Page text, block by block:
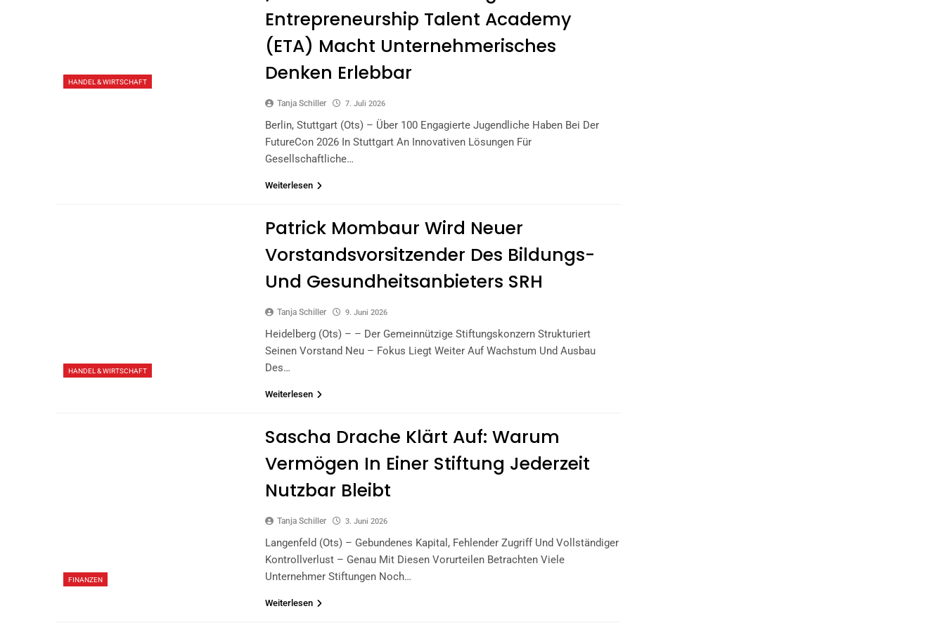
HANDEL & WIRTSCHAFT
Entrepreneurship Talent Academy
(ETA) Macht Unternehmerisches
Denken Erlebbar
Tanja Schiller 7. Juli 2026
Berlin, Stuttgart (ots) – Über 100 Engagierte Jugendliche Haben Bei Der
FutureCon 2026 In Stuttgart An Innovativen Lösungen Für
Gesellschaftliche…
Weiterlesen
HANDEL & WIRTSCHAFT
Patrick Mombaur Wird Neuer
Vorstandsvorsitzender Des Bildungs-
Und Gesundheitsanbieters SRH
Tanja Schiller 9. Juni 2026
Heidelberg (ots) – – Der Gemeinnützige Stiftungskonzern Strukturiert
Seinen Vorstand Neu – Fokus Liegt Weiter Auf Wachstum Und Ausbau
Des…
Weiterlesen
FINANZEN
Sascha Drache Klärt Auf: Warum
Vermögen In Einer Stiftung Jederzeit
Nutzbar Bleibt
Tanja Schiller 3. Juni 2026
Langenfeld (ots) – Gebundenes Kapital, Fehlender Zugriff Und Vollständiger
Kontrollverlust – Genau Mit Diesen Vorurteilen Betrachten Viele
Unternehmer Stiftungen Noch…
Weiterlesen